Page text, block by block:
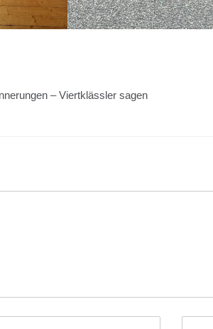
– Viertklässler sagen